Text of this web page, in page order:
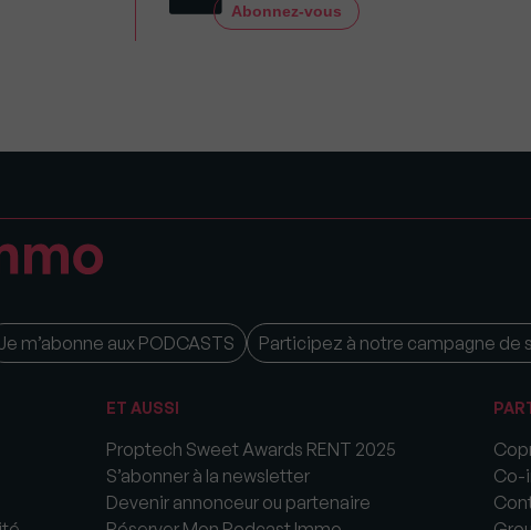
Abonnez-vous
m’abonne aux PODCASTS Participez à notre campagne de
ET AUSSI
Proptech Sweet Awards RENT 2025
S’abonner à la newsletter
Devenir annonceur ou partenaire
Co-